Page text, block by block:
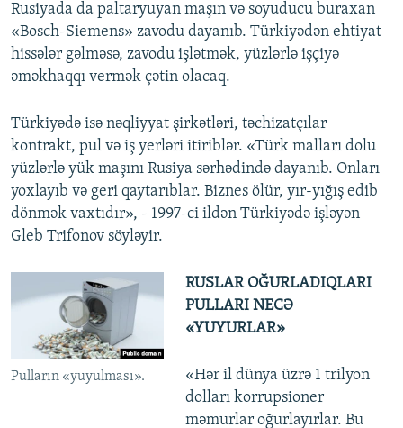
Rusiyada da paltaryuyan maşın və soyuducu buraxan
«Bosch-Siemens» zavodu dayanıb. Türkiyədən ehtiyat
hissələr gəlməsə, zavodu işlətmək, yüzlərlə işçiyə
əməkhaqqı vermək çətin olacaq.
Türkiyədə isə nəqliyyat şirkətləri, təchizatçılar
kontrakt, pul və iş yerləri itiriblər. «Türk malları dolu
yüzlərlə yük maşını Rusiya sərhədində dayanıb. Onları
yoxlayıb və geri qaytarıblar. Biznes ölür, yır-yığış edib
dönmək vaxtıdır», - 1997-ci ildən Türkiyədə işləyən
Gleb Trifonov söyləyir.
Pulların «yuyulması».
RUSLAR OĞURLADIQLARI
PULLARI NECƏ
«YUYURLAR»
«Hər il dünya üzrə 1 trilyon
dolları korrupsioner
məmurlar oğurlayırlar. Bu